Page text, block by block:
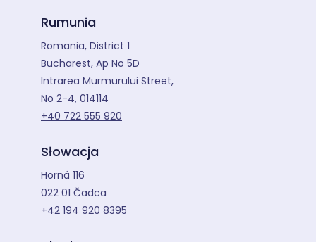
Rumunia
Romania, District 1
Bucharest, Ap No 5D
Intrarea Murmurului Street,
No 2-4, 014114
+40 722 555 920
Słowacja
Horná 116
022 01 Čadca
+42 194 920 8395